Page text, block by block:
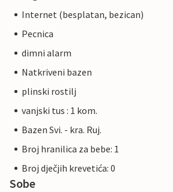
Internet (besplatan, bezican)
Pecnica
dimni alarm
Natkriveni bazen
plinski rostilj
vanjski tus : 1 kom.
Bazen Svi. - kra. Ruj.
Broj hranilica za bebe: 1
Broj dječjih krevetića: 0
Sobe